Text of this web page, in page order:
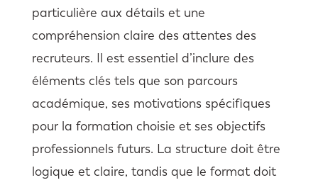
particulière aux détails et une
compréhension claire des attentes des
recruteurs. Il est essentiel d’inclure des
éléments clés tels que son parcours
académique, ses motivations spécifiques
pour la formation choisie et ses objectifs
professionnels futurs. La structure doit être
logique et claire, tandis que le format doit